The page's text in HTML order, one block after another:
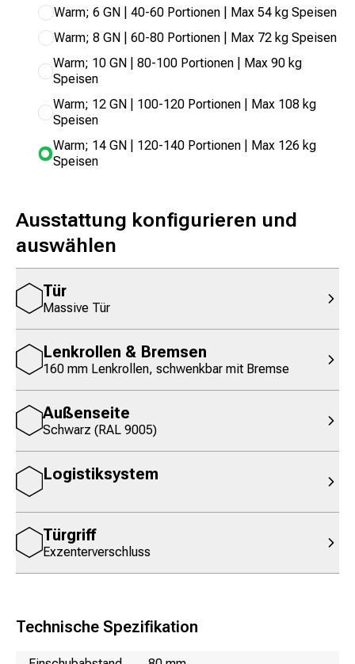
Warm; 6 GN | 40-60 Portionen | Max 54 kg Speisen
Warm; 8 GN | 60-80 Portionen | Max 72 kg Speisen
Warm; 10 GN | 80-100 Portionen | Max 90 kg
Speisen
Warm; 12 GN | 100-120 Portionen | Max 108 kg
Speisen
Warm; 14 GN | 120-140 Portionen | Max 126 kg
Speisen
Ausstattung konfigurieren und
auswählen
Tür
Massive Tür
Lenkrollen & Bremsen
160 mm Lenkrollen, schwenkbar mit Bremse
Außenseite
Schwarz (RAL 9005)
Logistiksystem
Türgriff
Exzenterverschluss
Technische Spezifikation
NameWert